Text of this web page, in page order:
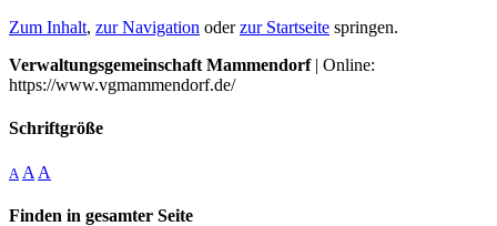
Zum Inhalt, zur Navigation oderzur Startseite springen.
Verwaltungsgemeinschaft Mammendorf| Online:
https://www.vgmammendorf.de/
Schriftgröße
A A A
Finden in gesamter Seite